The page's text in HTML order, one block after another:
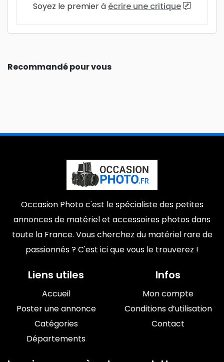
Soyez le premier à écrire une critique
Recommandé pour vous
Occasion Photo c'est le spécialiste des petites
annonces de matériel et accessoires photos dans
toute la France. Vous cherchez du matériel rare de
passionnés ? C'est ici que vous le trouverez !
Liens utiles
Accueil
Poster une annonce
Catégories
Départements
Infos
Mon compte
Conditions d’utilisation
Contact